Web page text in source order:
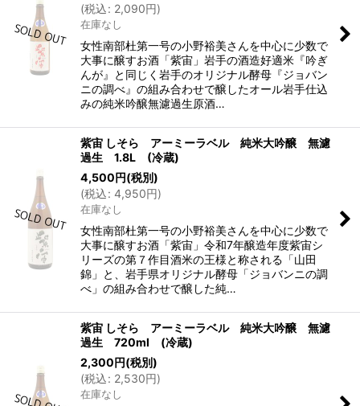
(税込: 2,090円)
在庫なし
女性南部杜第一号の小野裕美さんを中心に少数で
大事に醸すお酒「紫宙」岩手の酒造好適米『吟ぎ
んが』と同じく岩手のオリジナル酵母『ジョバン
ニの調べ』の組み合わせで醸したオール岩手仕込
みの純米吟醸無濾過生原酒…
紫宙 しそら アーミーラベル 純米大吟醸 無濾
過生 1.8L (冷蔵)
4,500円(税別)
(税込: 4,950円)
在庫なし
女性南部杜第一号の小野裕美さんを中心に少数で
大事に醸すお酒「紫宙」令和7年醸造年度紫宙シ
リーズの第７作目酒米の王様と称される「山田
錦」と、岩手県オリジナル酵母「ジョバンニの調
べ」の組み合わせで醸した純…
紫宙 しそら アーミーラベル 純米大吟醸 無濾
過生 720ml (冷蔵)
2,300円(税別)
(税込: 2,530円)
在庫なし